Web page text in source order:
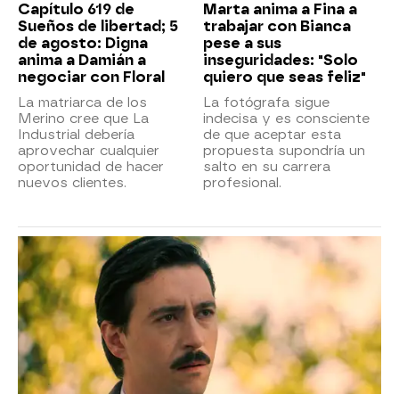
Capítulo 619 de
Sueños de libertad; 5
de agosto: Digna
anima a Damián a
negociar con Floral
La matriarca de los
Merino cree que La
Industrial debería
aprovechar cualquier
oportunidad de hacer
nuevos clientes.
Marta anima a Fina a
trabajar con Bianca
pese a sus
inseguridades: "Solo
quiero que seas feliz"
La fotógrafa sigue
indecisa y es consciente
de que aceptar esta
propuesta supondría un
salto en su carrera
profesional.